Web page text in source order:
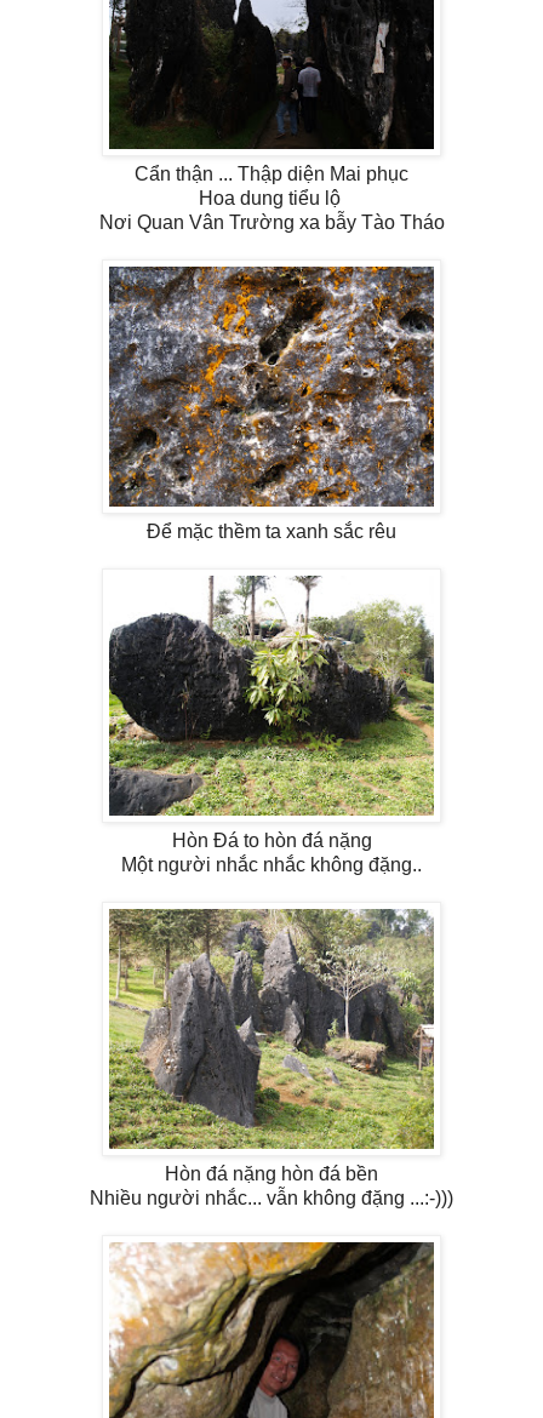
Cẩn thận ... Thập diện Mai phục
Hoa dung tiểu lộ
Nơi Quan Vân Trường xa bẫy Tào Tháo
Để mặc thềm ta xanh sắc rêu
Hòn Đá to hòn đá nặng
Một người nhắc nhắc không đặng..
Hòn đá nặng hòn đá bền
Nhiều người nhắc... vẫn không đặng ...:-)))